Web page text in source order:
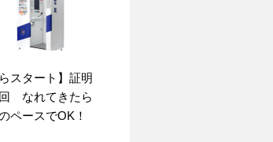
スタート】証明
なれてきたら
ペースでOK！